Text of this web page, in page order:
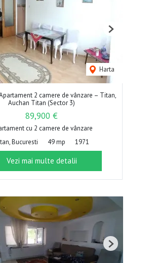
Harta
Next
2 camere de vânzare – Titan,
Auchan Titan (Sector 3)
89,900 €
cu 2 camere de vânzare
Bucuresti
49 mp 1971
Vezi mai multe detalii
Next